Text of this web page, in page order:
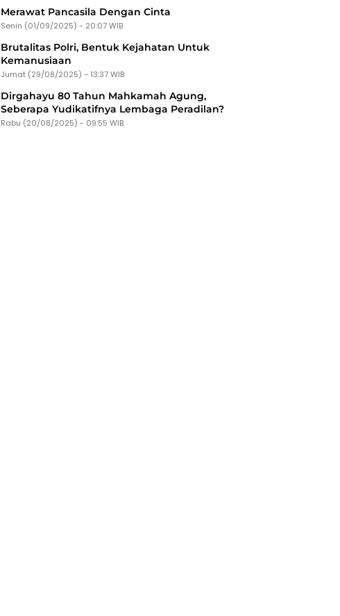
Merawat Pancasila Dengan Cinta
Senin (01/09/2025) - 20:07 WIB
Brutalitas Polri, Bentuk Kejahatan Untuk
Kemanusiaan
Jumat (29/08/2025) - 13:37 WIB
Dirgahayu 80 Tahun Mahkamah Agung,
Seberapa Yudikatifnya Lembaga Peradilan?
Rabu (20/08/2025) - 09:55 WIB